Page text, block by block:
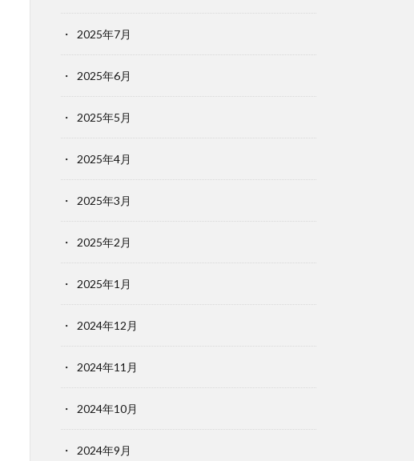
2025年7月
2025年6月
2025年5月
2025年4月
2025年3月
2025年2月
2025年1月
2024年12月
2024年11月
2024年10月
2024年9月